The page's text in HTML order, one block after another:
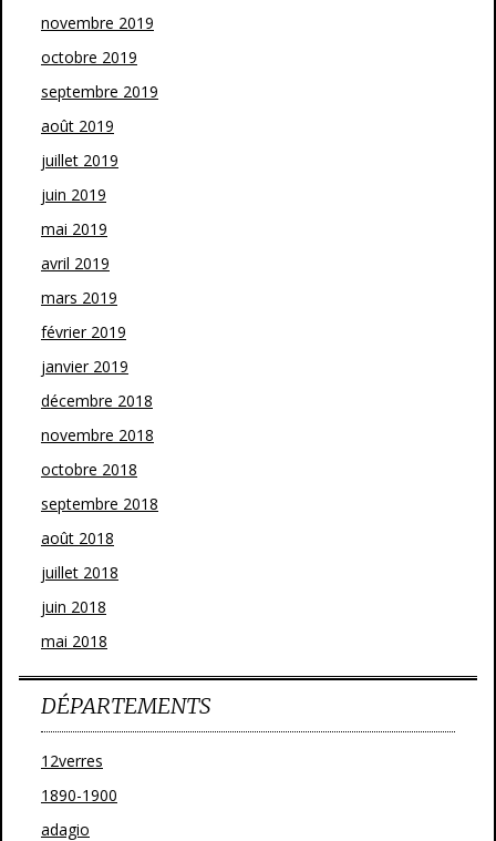
novembre 2019
octobre 2019
septembre 2019
août 2019
juillet 2019
juin 2019
mai 2019
avril 2019
mars 2019
février 2019
janvier 2019
décembre 2018
novembre 2018
octobre 2018
septembre 2018
août 2018
juillet 2018
juin 2018
mai 2018
DÉPARTEMENTS
12verres
1890-1900
adagio